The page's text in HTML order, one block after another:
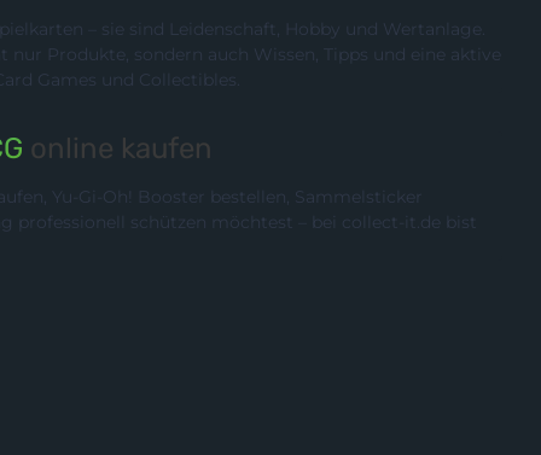
– sie sind Leidenschaft, Hobby und Wertanlage.
Produkte, sondern auch Wissen, Tipps und eine aktive
Games und Collectibles.
online kaufen
Yu-Gi-Oh! Booster bestellen, Sammelsticker
professionell schützen möchtest – bei collect-it.de bist